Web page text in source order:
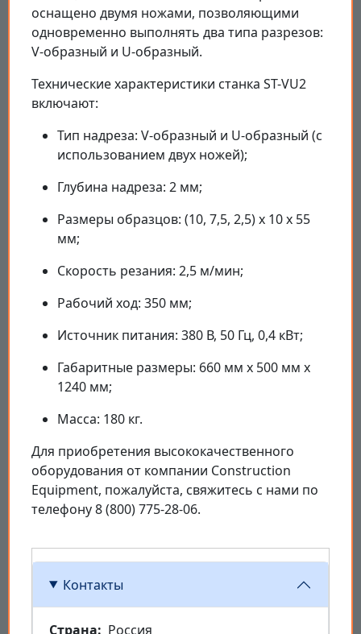
оснащено двумя ножами, позволяющими
одновременно выполнять два типа разрезов:
V-образный и U-образный.
Технические характеристики станка ST-VU2
включают:
Тип надреза: V-образный и U-образный (с
использованием двух ножей);
Глубина надреза: 2 мм;
Размеры образцов: (10, 7,5, 2,5) x 10 x 55
мм;
Скорость резания: 2,5 м/мин;
Рабочий ход: 350 мм;
Источник питания: 380 В, 50 Гц, 0,4 кВт;
Габаритные размеры: 660 мм x 500 мм x
1240 мм;
Масса: 180 кг.
Для приобретения высококачественного
оборудования от компании Construction
Equipment, пожалуйста, свяжитесь с нами по
телефону 8 (800) 775-28-06.
Контакты
Страна
Россия